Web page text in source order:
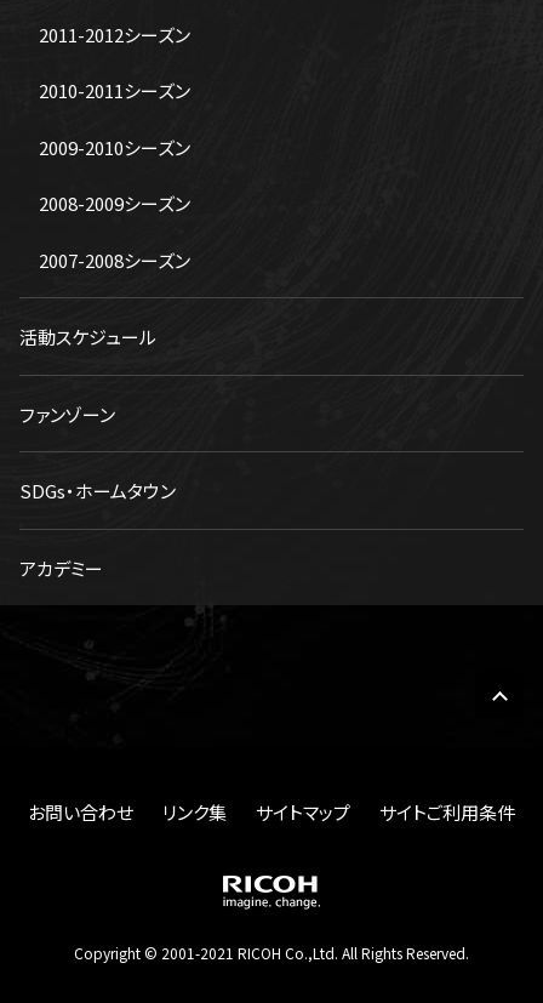
2011-2012シーズン
2010-2011シーズン
2009-2010シーズン
2008-2009シーズン
2007-2008シーズン
活動スケジュール
ファンゾーン
SDGs・ホームタウン
アカデミー
お問い合わせ リンク集 サイトマップ サイトご利用条件
Copyright © 2001-2021 RICOH Co.,Ltd. All Rights Reserved.